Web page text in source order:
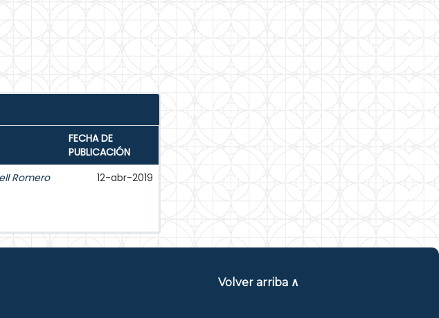
FECHA DE
PUBLICACIÓN
Romero
12-abr-2019
Volver arriba ∧